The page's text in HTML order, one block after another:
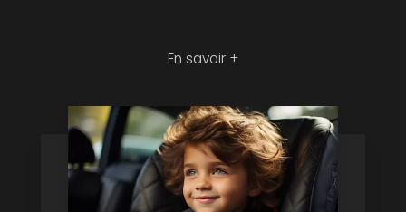
En savoir +